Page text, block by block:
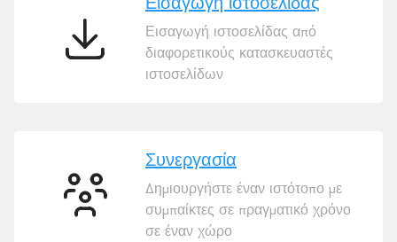
Εισαγωγή
ιστοσελίδας
Εισαγωγή ιστοσελίδας από
διαφορετικούς κατασκευαστές
ιστοσελίδων
Συνεργασία
Συνεργασία
Δημιουργήστε έναν ιστότοπο με
συμπαίκτες σε πραγματικό χρόνο
σε έναν χώρο